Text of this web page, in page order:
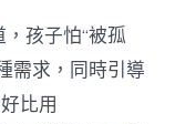
孩子怕“被孤
需求，同時引導
比用